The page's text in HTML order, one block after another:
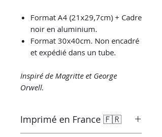
Format A4 (21x29,7cm) + Cadre
noir en aluminium.
Format 30x40cm. Non encadré
et expédié dans un tube.
Inspiré de Magritte et George
Orwell.
Imprimé en France 🇫🇷